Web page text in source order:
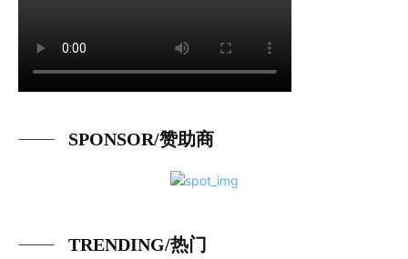
SPONSOR/赞助商
TRENDING/热门